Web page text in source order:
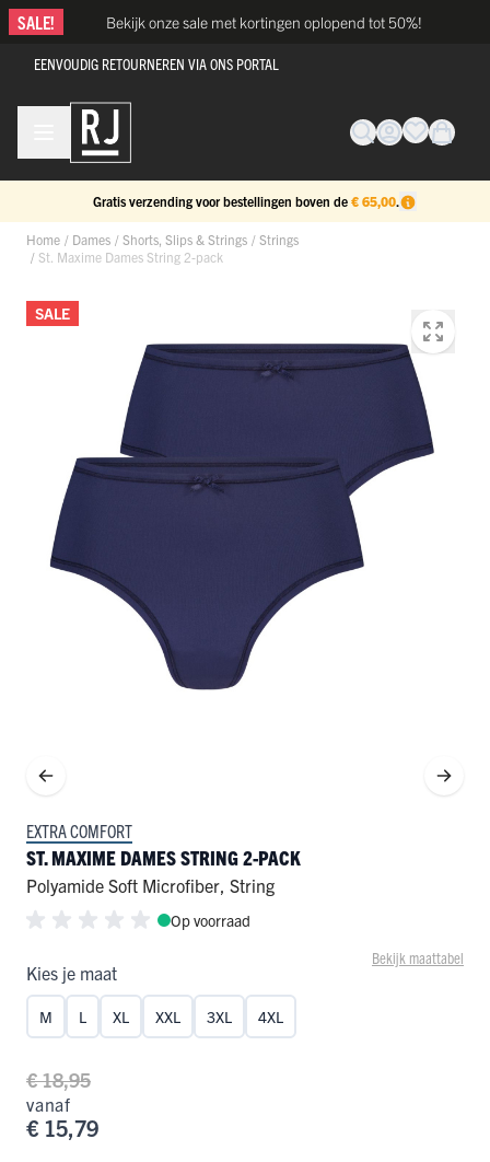
Ga naar de inhoud
SALE! Bekijk onze sale met kortingen oplopend tot 50%!
EENVOUDIG RETOURNEREN VIA ONS PORTAL
Gratis verzending voor bestellingen boven de € 65,00.
Home / Dames / Shorts, Slips & Strings / Strings
/ St. Maxime Dames String 2-pack
SALE
EXTRA COMFORT
ST. MAXIME DAMES STRING 2-PACK
Polyamide Soft Microfiber, String
Op voorraad
Bekijk maattabel
Kies je maat
M L XL XXL 3XL 4XL
€ 18,95
vanaf
€ 15,79